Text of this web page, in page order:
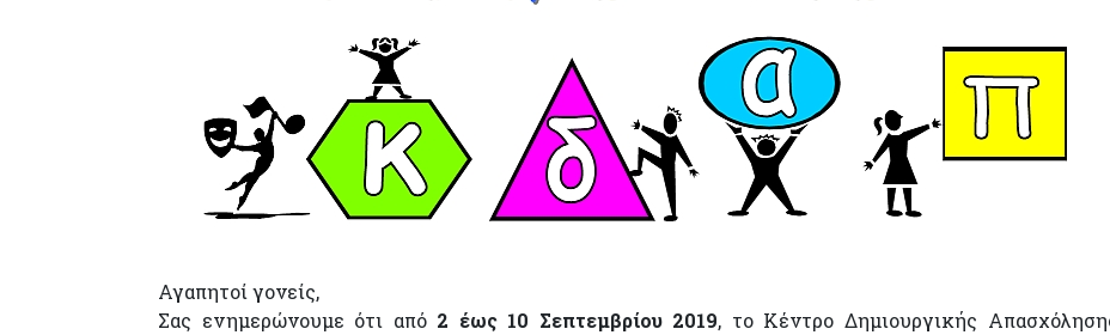
Αγαπητοί γονείς,
Σας ενημερώνουμε ότι από2 έως 10 Σεπτεμβρίου 2019, το Κέντρο Δημιουργικής